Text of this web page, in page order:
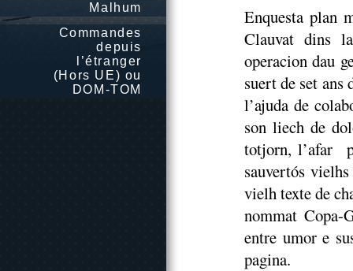
Malhum
Commandes
depuis
l’étranger
(Hors UE) ou
DOM-TOM
Enquesta plan
Clauvat dins
operacion dau
suert de set ans
l’ajuda de
son liech de
totjorn, l’afar
sauvertós
vielh texte de
nommat Copa-
entre umor e
pagina.